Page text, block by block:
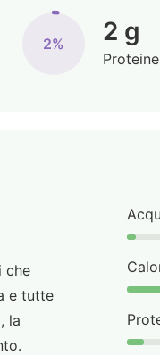
2% 2 g
Proteine
che
e tutte
la